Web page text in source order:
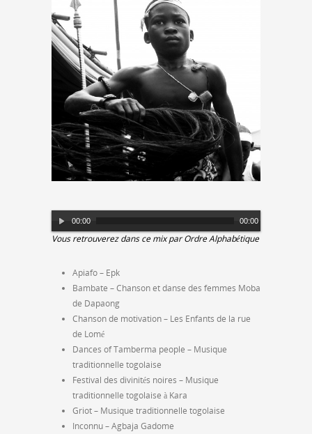
Lecteur
audio
00:00 00:00
Vous retrouverez dans ce mix par Ordre Alphabétique
Apiafo – Epk
Bambate – Chanson et danse des femmes Moba
de Dapaong
Chanson de motivation – Les Enfants de la rue
de Lomé
Dances of Tamberma people – Musique
traditionnelle togolaise
Festival des divinités noires – Musique
traditionnelle togolaise à Kara
Griot – Musique traditionnelle togolaise
Inconnu – Agbaja Gadome